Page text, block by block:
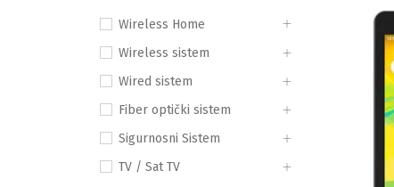
Wireless Home
Wireless sistem
Wired sistem
Fiber optički sistem
Sigurnosni Sistem
TV / Sat TV